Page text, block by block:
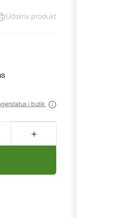
Udskriv produkt
i butik